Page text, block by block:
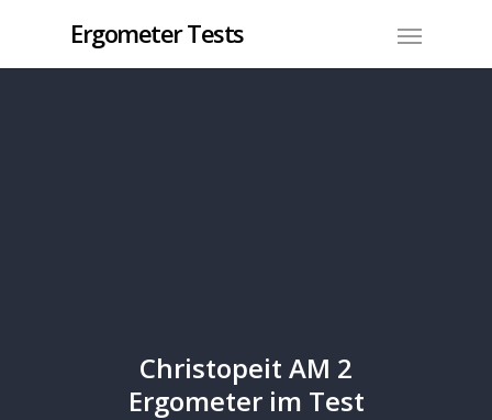
Ergometer Tests
Christopeit AM 2
Ergometer im Test